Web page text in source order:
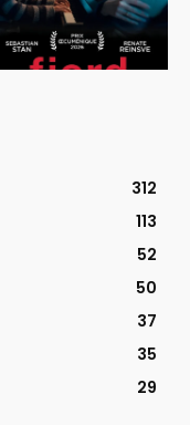
312
113
52
50
37
35
29